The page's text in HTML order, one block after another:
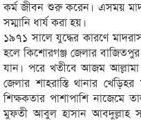
কর্ম জীবন শুরু করেন। এসময়
সম্মানি ধার্য করা হয়।
১৯৭১ সালে যুদ্ধের কারণে
হলে কিশোরগঞ্জ জেলার বাজিতপুর
যান। পরে খতীবে আজম
জেলার শাহরাস্তি থানার
শিক্ষকতার পাশাপাশি নাজেমে
মুফতী আবুল হাসান আবদুল্লাহ